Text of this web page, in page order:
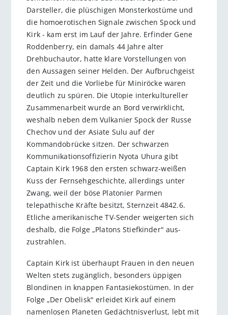
Darsteller, die plüschigen Monsterkostüme und
die homoerotischen Signale zwischen Spock und
Kirk - kam erst im Lauf der Jahre. Erfinder Gene
Roddenberry, ein damals 44 Jahre alter
Drehbuchautor, hatte klare Vorstellungen von
den Aussagen seiner Helden. Der Aufbruchgeist
der Zeit und die Vorliebe für Miniröcke waren
deutlich zu spüren. Die Utopie interkultureller
Zusammenarbeit wurde an Bord verwirklicht,
weshalb neben dem Vulkanier Spock der Russe
Chechov und der Asiate Sulu auf der
Kommandobrücke sitzen. Der schwarzen
Kommunikationsoffizierin Nyota Uhura gibt
Captain Kirk 1968 den ersten schwarz-weißen
Kuss der Fernsehgeschichte, allerdings unter
Zwang, weil der böse Platonier Parmen
telepathische Kräfte besitzt, Sternzeit 4842.6.
Etliche amerikanische TV-Sender weigerten sich
deshalb, die Folge „Platons Stiefkinder" aus-
zustrahlen.
Captain Kirk ist überhaupt Frauen in den neuen
Welten stets zugänglich, besonders üppigen
Blondinen in knappen Fantasiekostümen. In der
Folge „Der Obelisk" erleidet Kirk auf einem
namenlosen Planeten Gedächtnisverlust, lebt mit